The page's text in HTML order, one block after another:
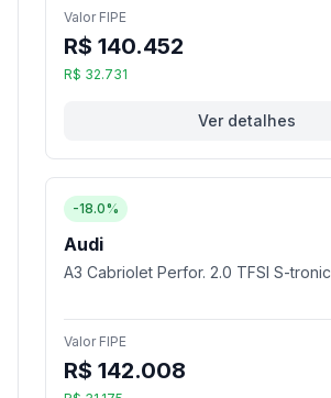
Valor FIPE
R$ 140.452
R$ 32.731
Ver detalhes
-18.0%
Audi
A3 Cabriolet Perfor. 2.0 TFSI S-tronic
Valor FIPE
R$ 142.008